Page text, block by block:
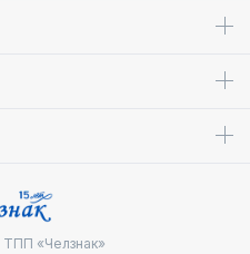
ТПП «Челзнак»